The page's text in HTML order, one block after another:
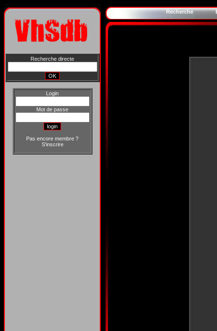
Recherche directe
Login
Mot de passe
Pas encore membre ?
S'inscrire
Recherche